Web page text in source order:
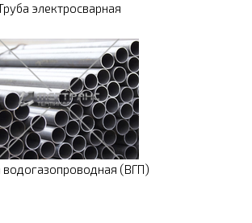
электросварная
водогазопроводная (ВГП)